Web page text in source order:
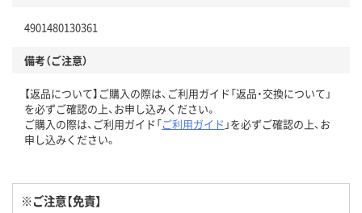
4901480130361
備考（ご注意）
【返品について】ご購入の際は、ご利用ガイド「返品・交換について」
を必ずご確認の上、お申し込みください。
ご購入の際は、ご利用ガイド「ご利用ガイド 」を必ずご確認の上、お
申し込みください。
※ご注意【免責】